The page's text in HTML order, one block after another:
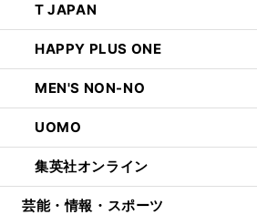
T JAPAN
HAPPY PLUS ONE
MEN'S NON-NO
UOMO
集英社オンライン
芸能・情報・スポーツ